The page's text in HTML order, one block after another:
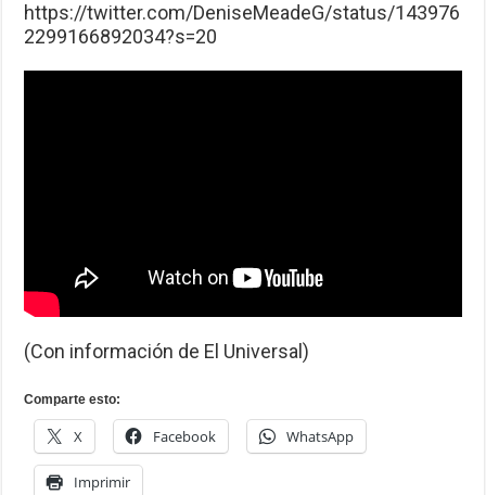
https://twitter.com/DeniseMeadeG/status/143976
2299166892034?s=20
(Con información de El Universal)
Comparte esto:
X Facebook WhatsApp
Imprimir